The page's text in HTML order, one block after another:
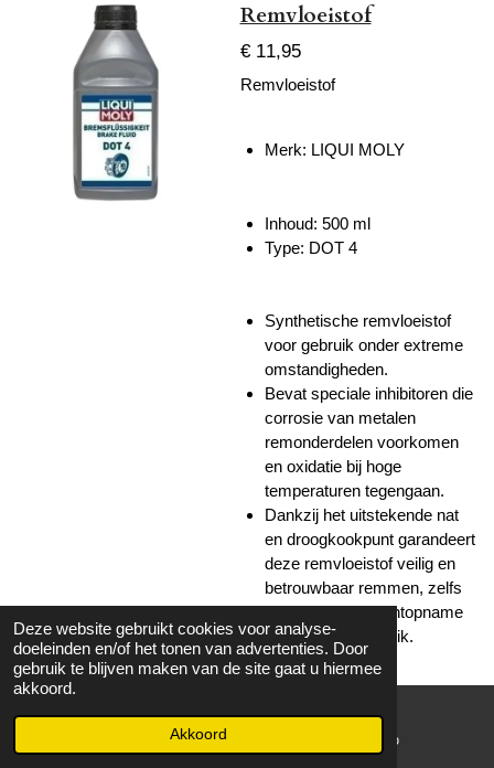
Deze website gebruikt cookies voor analyse-
doeleinden en/of het tonen van advertenties. Door
gebruik te blijven maken van de site gaat u hiermee
akkoord.
Akkoord
Remvloeistof
€ 11,95
Remvloeistof
Merk: LIQUI MOLY
Inhoud: 500 ml
Type: DOT 4
Synthetische remvloeistof
voor gebruik onder extreme
omstandigheden.
Bevat speciale inhibitoren die
corrosie van metalen
remonderdelen voorkomen
en oxidatie bij hoge
temperaturen tegengaan.
Dankzij het uitstekende nat
en droogkookpunt garandeert
deze remvloeistof veilig en
betrouwbaar remmen, zelfs
bij verhoogde vochtopname
na langdurig gebruik.
besteld volgende dag in huis!
WhatsApp